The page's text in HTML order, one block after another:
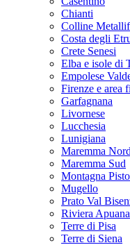
Chianti
Colline
Costa degli
Crete Senesi
Elba e isole di
Empolese
Firenze e area
Garfagnana
Livornese
Lucchesia
Lunigiana
Maremma
Maremma Sud
Montagna
Mugello
Prato Val
Riviera Apuana
Terre di Pisa
Terre di Siena